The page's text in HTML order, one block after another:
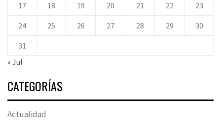
17 18 19 20 21 22 23
24 25 26 27 28 29 30
31
« Jul
CATEGORÍAS
Actualidad